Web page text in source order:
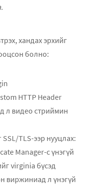
хандах эрхийг
болно:
HTTP Header
л видео стриймин
TLS-ээр нууцлах:
Manager-с үнэгүй
virginia бүсэд
виржиниад л үнэгүй